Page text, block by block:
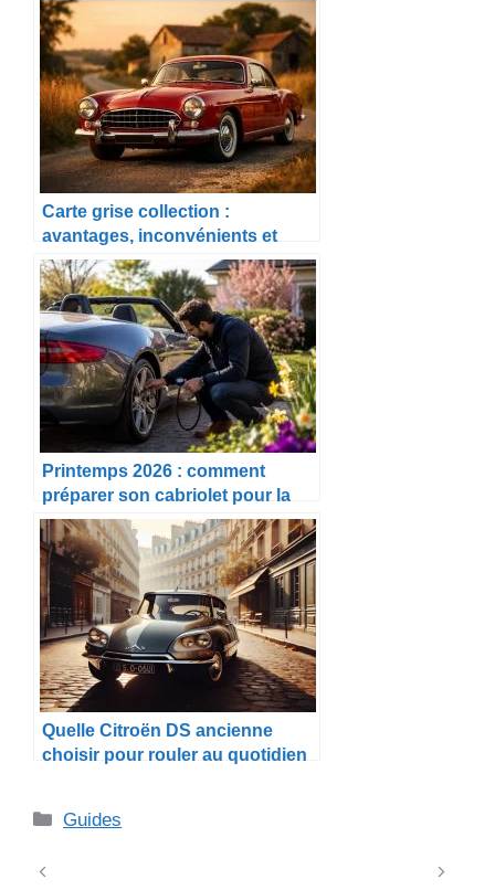
Carte grise collection :
avantages, inconvénients et
démarches en 2026
Printemps 2026 : comment
préparer son cabriolet pour la
belle saison
Quelle Citroën DS ancienne
choisir pour rouler au quotidien
Catégories
Guides